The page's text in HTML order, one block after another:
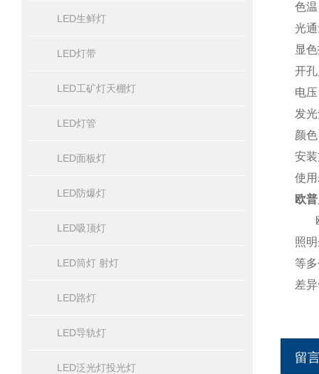
LED生鲜灯
LED灯带
LED工矿灯天棚灯
LED灯管
LED面板灯
LED防爆灯
LED吸顶灯
LED筒灯 射灯
LED路灯
LED导轨灯
LED泛光灯投光灯
色
光
显
开
电
发
颜
安
使
欧
欧
照
等
差
留